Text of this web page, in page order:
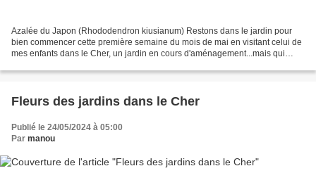
Azalée du Japon (Rhododendron kiusianum) Restons dans le jardin pour
bien commencer cette première semaine du mois de mai en visitant celui de
mes enfants dans le Cher, un jardin en cours d'aménagement...mais qui
Fleurs des jardins dans le Cher
Publié le 24/05/2024 à 05:00
Par manou